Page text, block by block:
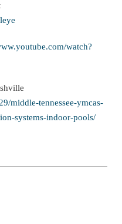
watch?
middle-tennessee-ymcas-
systems-indoor-pools/